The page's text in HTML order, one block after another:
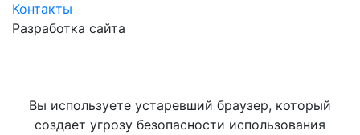
Контакты
Разработка сайта
Вы используете устаревший браузер, который
создает угрозу безопасности использования